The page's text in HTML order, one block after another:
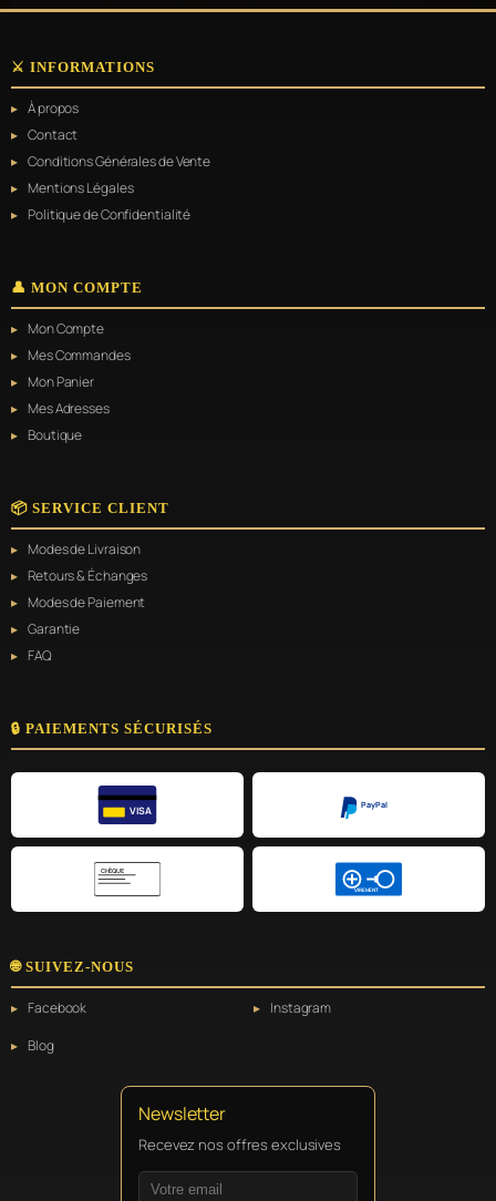
⚔️ INFORMATIONS
À propos
Contact
Conditions Générales de Vente
Mentions Légales
Politique de Confidentialité
👤 MON COMPTE
Mon Compte
Mes Commandes
Mon Panier
Mes Adresses
Boutique
📦 SERVICE CLIENT
Modes de Livraison
Retours & Échanges
Modes de Paiement
Garantie
FAQ
🔒 PAIEMENTS SÉCURISÉS
VISA
PayPal
CHÈQUE
VIREMENT
🌐 SUIVEZ-NOUS
Facebook
Instagram
Blog
Newsletter
Recevez nos offres exclusives